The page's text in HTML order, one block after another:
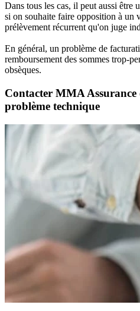
Dans tous les cas, il peut aussi être
si on souhaite faire opposition à un
prélèvement récurrent qu'on juge
En général, un problème de
remboursement des sommes trop-
obsèques.
Contacter MMA Assurance
problème technique